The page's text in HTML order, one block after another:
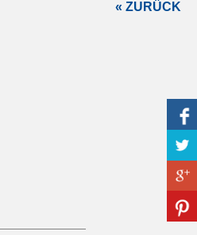
« ZURÜCK